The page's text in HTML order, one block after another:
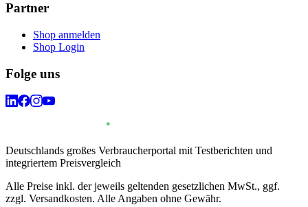
Partner
Shop anmelden
Shop Login
Folge uns
Deutschlands großes Verbraucherportal mit Testberichten und
integriertem Preisvergleich
Alle Preise inkl. der jeweils geltenden gesetzlichen MwSt., ggf.
zzgl. Versandkosten. Alle Angaben ohne Gewähr.